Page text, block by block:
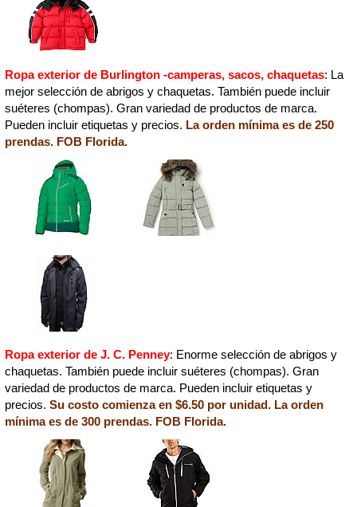
Ropa exterior de Burlington -camperas, sacos, chaquetas: La
mejor selección de abrigos y chaquetas. También puede incluir
suéteres (chompas). Gran variedad de productos de marca.
Pueden incluir etiquetas y precios. La orden mínima es de 250
prendas. FOB Florida.
Ropa exterior de J. C. Penney: Enorme selección de abrigos y
chaquetas. También puede incluir suéteres (chompas). Gran
variedad de productos de marca. Pueden incluir etiquetas y
precios. Su costo comienza en $6.50 por unidad. La orden
mínima es de 300 prendas. FOB Florida.